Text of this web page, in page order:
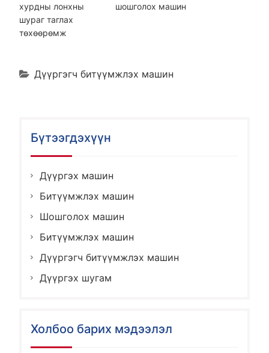
хурдны лонхны
шураг таглах
төхөөрөмж
шошголох машин
Дүүргэгч битүүмжлэх машин
Бүтээгдэхүүн
Дүүргэх машин
Битүүмжлэх машин
Шошголох машин
Битүүмжлэх машин
Дүүргэгч битүүмжлэх машин
Дүүргэх шугам
Холбоо барих мэдээлэл